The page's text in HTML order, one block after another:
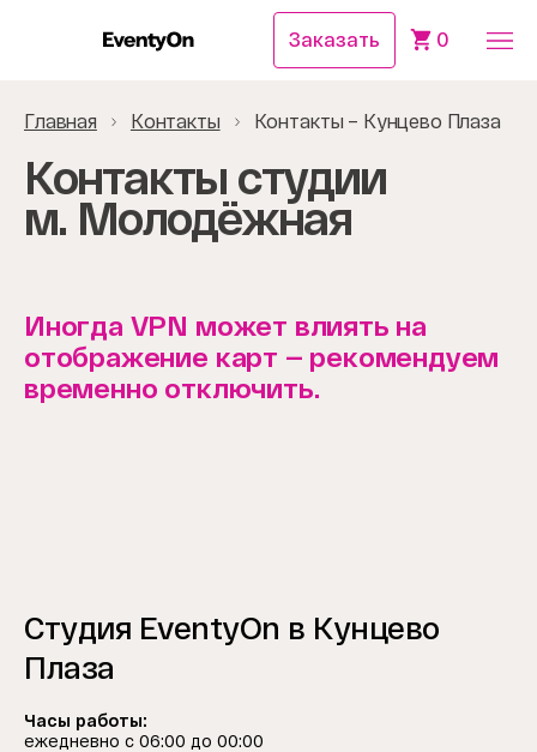
Заказать 0
Главная Контакты Контакты – Кунцево Плаза
Контакты студии
м. Молодёжная
Иногда VPN может влиять на
отображение карт — рекомендуем
временно отключить.
Студия EventyOn в Кунцево
Плаза
Часы работы:
ежедневно с 06:00 до 00:00